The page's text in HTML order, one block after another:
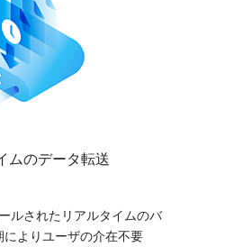
ムのデータ転送
ルされたリアルタイムのバ
によりユーザの介在不要